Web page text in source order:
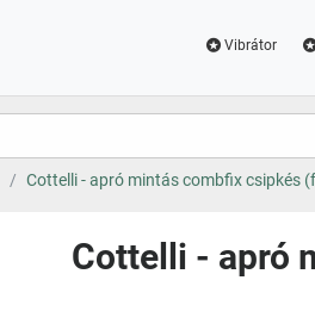
Vibrátor
Cottelli - apró mintás combfix csipkés
Cottelli - apró